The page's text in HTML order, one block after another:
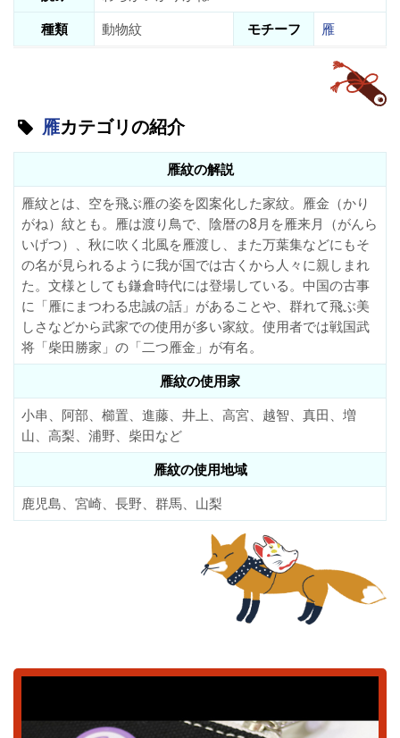
種類
動物紋 モチーフ 雁
雁カテゴリの紹介
雁紋の解説
雁紋とは、空を飛ぶ雁の姿を図案化した家紋。雁金（かり
がね）紋とも。雁は渡り鳥で、陰暦の8月を雁来月（がんら
いげつ）、秋に吹く北風を雁渡し、また万葉集などにもそ
の名が見られるように我が国では古くから人々に親しまれ
た。文様としても鎌倉時代には登場している。中国の古事
に「雁にまつわる忠誠の話」があることや、群れて飛ぶ美
しさなどから武家での使用が多い家紋。使用者では戦国武
将「柴田勝家」の「二つ雁金」が有名。
雁紋の使用家
小串、阿部、櫛置、進藤、井上、高宮、越智、真田、増
山、高梨、浦野、柴田など
雁紋の使用地域
鹿児島、宮崎、長野、群馬、山梨